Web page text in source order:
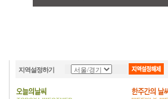
지역설정하기